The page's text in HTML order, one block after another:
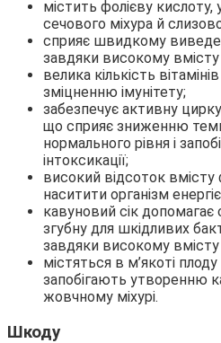
містить фолієву
сечового міхура й
сприяє швидкому
завдяки високому вмісту
велика кількість
зміцненню імунітету;
забезпечує активну
що сприяє зниженню
нормального рівня і
інтоксикації;
високий відсоток
наситити організм
кавуновий сік допомагає
згубну для шкідливих
завдяки високому вмісту
містяться в м’якоті
запобігають утворенню
жовчному міхурі.
Шкоду